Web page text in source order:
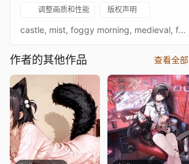
调整画质和性能 版权声明
castle, mist, foggy morning, medieval, fantasy, moody, atmospheric, mysterious, gothic, fairytale, ancient, stone bridge, dark academia, historical, cinematic
作者的其他作品 查看全部